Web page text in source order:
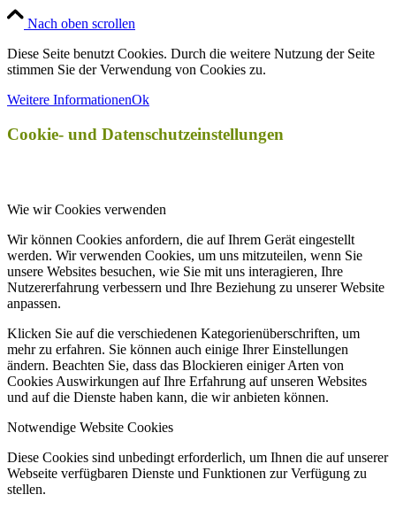
Nach oben scrollen
Diese Seite benutzt Cookies. Durch die weitere Nutzung der Seite
stimmen Sie der Verwendung von Cookies zu.
Weitere InformationenOk
Cookie- und Datenschutzeinstellungen
Wie wir Cookies verwenden
Wir können Cookies anfordern, die auf Ihrem Gerät eingestellt
werden. Wir verwenden Cookies, um uns mitzuteilen, wenn Sie
unsere Websites besuchen, wie Sie mit uns interagieren, Ihre
Nutzererfahrung verbessern und Ihre Beziehung zu unserer Website
anpassen.
Klicken Sie auf die verschiedenen Kategorienüberschriften, um
mehr zu erfahren. Sie können auch einige Ihrer Einstellungen
ändern. Beachten Sie, dass das Blockieren einiger Arten von
Cookies Auswirkungen auf Ihre Erfahrung auf unseren Websites
und auf die Dienste haben kann, die wir anbieten können.
Notwendige Website Cookies
Diese Cookies sind unbedingt erforderlich, um Ihnen die auf unserer
Webseite verfügbaren Dienste und Funktionen zur Verfügung zu
stellen.